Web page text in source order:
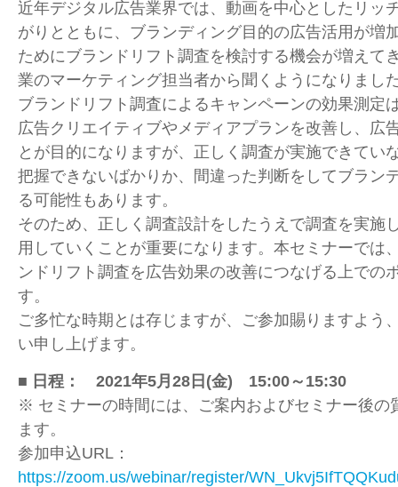
近年デジタル広告業界では、動画を中心としたリッ
がりとともに、ブランディング目的の広告活用が増
ためにブランドリフト調査を検討する機会が増えて
業のマーケティング担当者から聞くようになりまし
ブランドリフト調査によるキャンペーンの効果測定
広告クリエイティブやメディアプランを改善し、広
とが目的になりますが、正しく調査が実施できてい
把握できないばかりか、間違った判断をしてブラン
る可能性もあります。
そのため、正しく調査設計をしたうえで調査を実施
用していくことが重要になります。本セミナーでは
ンドリフト調査を広告効果の改善につなげる上での
す。
ご多忙な時期とは存じますが、ご参加賜りますよう
い申し上げます。
■ 日程： 2021年5月28日(金) 15:00～15:30
※ セミナーの時間には、ご案内およびセミナー後の
ます。
参加申込URL：
https://zoom.us/webinar/register/